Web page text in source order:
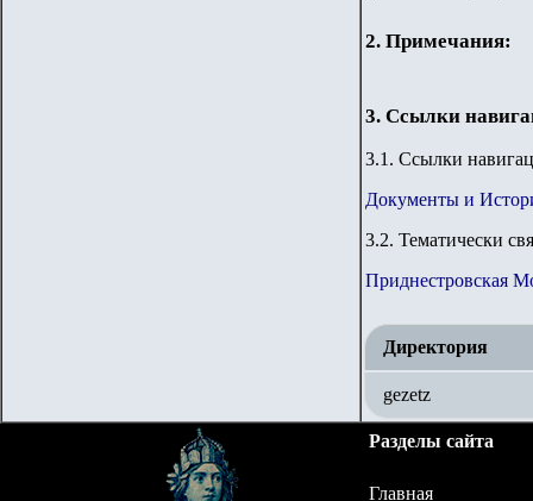
2. Примечания:
3. Ссылки
3.1. Ссылки
Документы и
3.2. Тематически
Приднестровская
Директория
gezetz
Разделы сайта
Главная